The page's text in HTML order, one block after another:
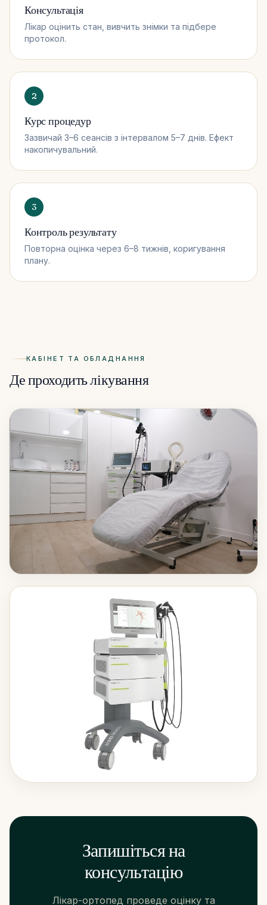
Консультація
Лікар оцінить стан, вивчить знімки та підбере
протокол.
2
Курс процедур
Зазвичай 3–6 сеансів з інтервалом 5–7 днів. Ефект
накопичувальний.
3
Контроль результату
Повторна оцінка через 6–8 тижнів, коригування
плану.
КАБІНЕТ ТА ОБЛАДНАННЯ
Де проходить лікування
Запишіться на
консультацію
Лікар-ортопед проведе оцінку та